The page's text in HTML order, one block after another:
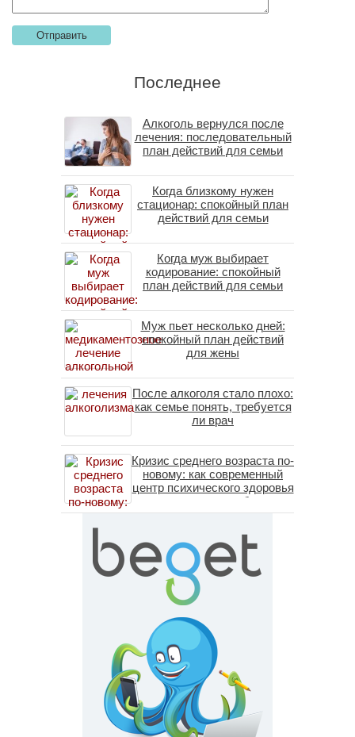
Последнее
Алкоголь вернулся после
лечения: последовательный
план действий для семьи
Когда близкому нужен
стационар: спокойный план
действий для семьи
Когда муж выбирает
кодирование: спокойный
план действий для семьи
Муж пьет несколько дней:
спокойный план действий
для жены
После алкоголя стало плохо:
как семье понять, требуется
ли врач
Кризис среднего возраста по-
новому: как современный
центр психического здоровья
помогает пересобрать
личность без таблеток